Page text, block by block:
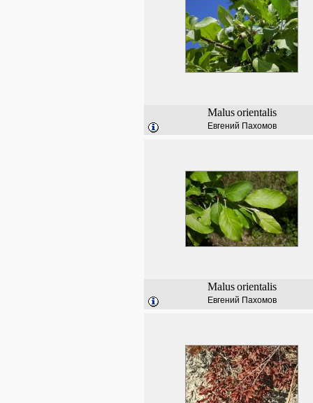
Malus orientalis
Евгений Пахомов
Malus orientalis
Евгений Пахомов